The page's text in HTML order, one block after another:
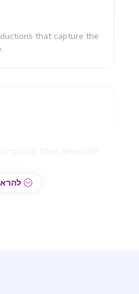
that capture the
להראות יותר